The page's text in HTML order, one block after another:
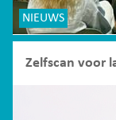
NIEUWS
Zelfscan voor